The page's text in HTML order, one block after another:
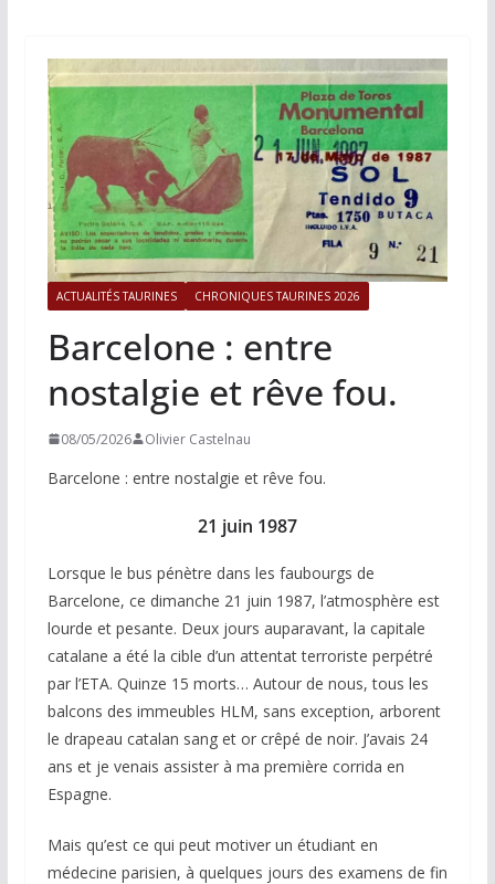
ACTUALITÉS TAURINES CHRONIQUES TAURINES 2026
Barcelone : entre
nostalgie et rêve fou.
08/05/2026 Olivier Castelnau
Barcelone : entre nostalgie et rêve fou.
21 juin 1987
Lorsque le bus pénètre dans les faubourgs de
Barcelone, ce dimanche 21 juin 1987, l’atmosphère est
lourde et pesante. Deux jours auparavant, la capitale
catalane a été la cible d’un attentat terroriste perpétré
par l’ETA. Quinze 15 morts… Autour de nous, tous les
balcons des immeubles HLM, sans exception, arborent
le drapeau catalan sang et or crêpé de noir. J’avais 24
ans et je venais assister à ma première corrida en
Espagne.
Mais qu’est ce qui peut motiver un étudiant en
médecine parisien, à quelques jours des examens de fin